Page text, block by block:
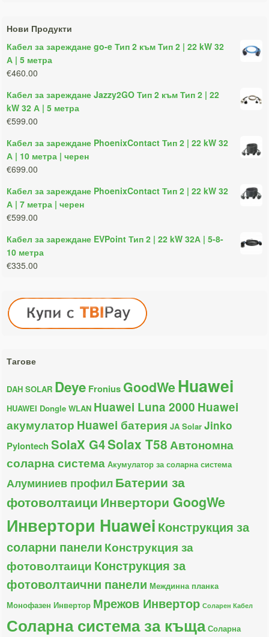
Нови Продукти
Кабел за зареждане go-e Тип 2 към Тип 2 | 22 kW 32
А | 5 метра
€460.00
Кабел за зареждане Jazzy2GO Тип 2 към Тип 2 | 22
kW 32 А | 5 метра
€599.00
Кабел за зареждане PhoenixContact Тип 2 | 22 kW 32
А | 10 метра | черен
€699.00
Кабел за зареждане PhoenixContact Тип 2 | 22 kW 32
А | 7 метра | черен
€599.00
Кабел за зареждане EVPoint Тип 2 | 22 kW 32А | 5-8-
10 метра
€335.00
Тагове
DAH SOLAR Deye Fronius GoodWeHuawei
HUAWEI Dongle WLAN Huawei Luna 2000 Huawei
акумулатор Huawei батерия JA Solar Jinko
Pylontech SolaX G4Solax T58 Автономна
соларна система Акумулатор за соларна система
Алуминиев профилБатерии за
фотоволтаици Инвертори GoogWe
Инвертори Huawei Конструкция за
соларни панели Конструкция за
фотоволтаици Конструкция за
фотоволтаични панели Междинна планка
Монофазен Инвертор Мрежов Инвертор Соларен Кабел
Соларна система за къща Соларна